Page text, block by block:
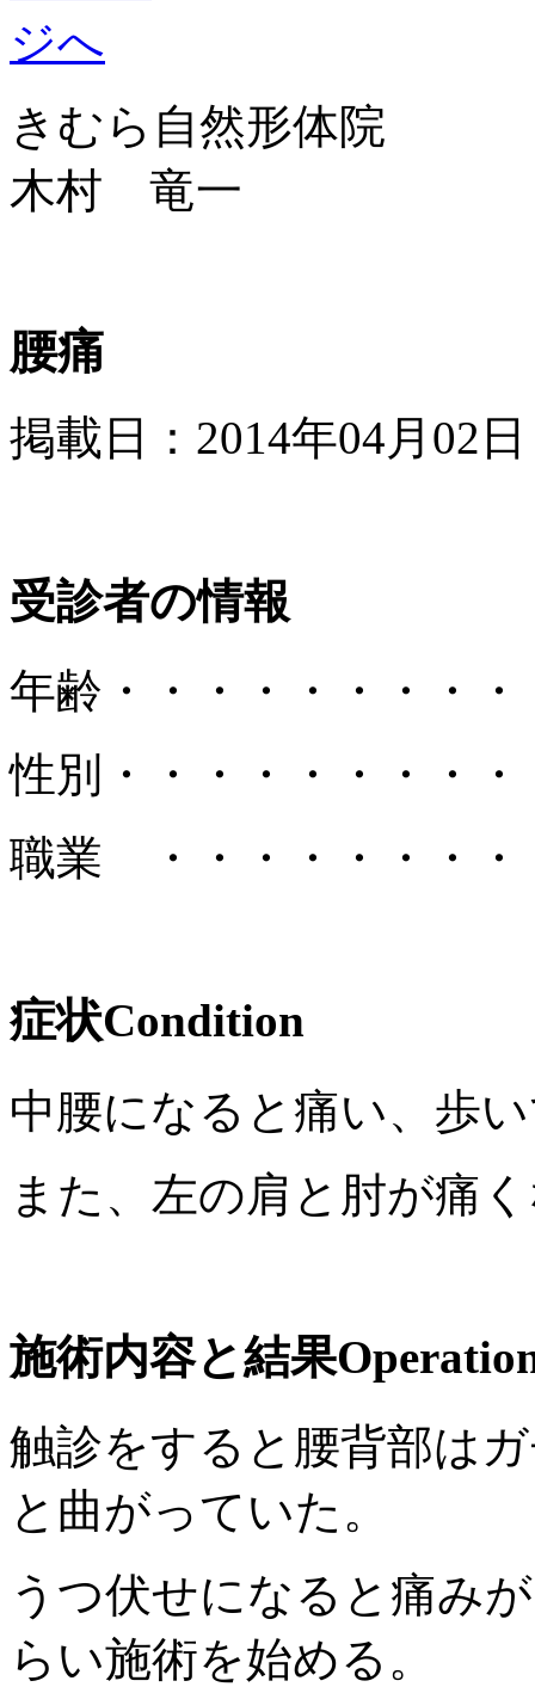
きむら自然形体院
木村 竜一
腰痛
掲載日：2014年04月02日
受診者の情報
年齢 ・・・・・・・・・
性別
・・・・・・・・・
職業 ・・・・・・・
症状Condition
中腰になると痛い、歩
また、左の肩と肘が痛
施術内容と結果
触診をすると腰背部は
と曲がっていた。
うつ伏せになると痛み
らい施術を始める。